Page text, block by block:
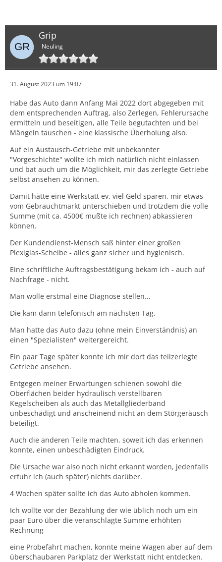
Grip
Neuling
31. August 2023 um 19:07
Habe das Auto dann Anfang Mai 2022 dort abgegeben mit
dem entsprechenden Auftrag, also Zerlegen, Fehlerursache
ermitteln und beseitigen, alle Teile begutachten und bei
Mängeln tauschen - eine klassische Überholung also.
Auf ein Austausch-Getriebe mit unbekannter
"Vorgeschichte" wollte ich mich natürlich nicht einlassen
und bat auch um die Möglichkeit, mir das zerlegte Getriebe
selbst ansehen zu können.
Damit hätte eine Werkstatt ev. viel Geld sparen, mir etwas
vom Gebrauchtmarkt unterschieben und trotzdem die volle
Summe (mit ca. 4500€ mußte ich rechnen) abkassieren
können.
Der Kundendienst-Mensch saß hinter einer großen
Plexiglas-Scheibe - alles ganz sicher und hygienisch.
Eine schriftliche Auftragsbestätigung bekam ich - auch auf
Nachfrage - nicht.
Man wolle erstmal eine Diagnose stellen...
Die kam dann telefonisch am nächsten Tag.
Man hatte das Auto dazu (ohne mein Einverständnis) an
einen "Spezialisten" weitergereicht.
Ein paar Tage später konnte ich mir dort das teilzerlegte
Getriebe ansehen.
Entgegen meiner Erwartungen schienen sowohl die
Oberflächen beider hydraulisch verstellbaren
Kegelscheiben als auch das Metallgliederband
unbeschädigt und anscheinend nicht an dem Störgeräusch
beteiligt.
Auch die anderen Teile machten, soweit ich das erkennen
konnte, einen unbeschädigten Eindruck.
Die Ursache war also noch nicht erkannt worden, jedenfalls
erfuhr ich (auch später) nichts darüber.
4 Wochen später sollte ich das Auto abholen kommen.
Ich wollte vor der Bezahlung der wie üblich noch um ein
paar Euro über die veranschlagte Summe erhöhten
Rechnung
eine Probefahrt machen, konnte meine Wagen aber auf dem
überschaubaren Parkplatz der Werkstatt nicht entdecken.